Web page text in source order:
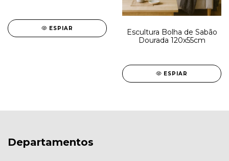
ESPIAR
Escultura Bolha de Sabão
Dourada 120x55cm
ESPIAR
Departamentos